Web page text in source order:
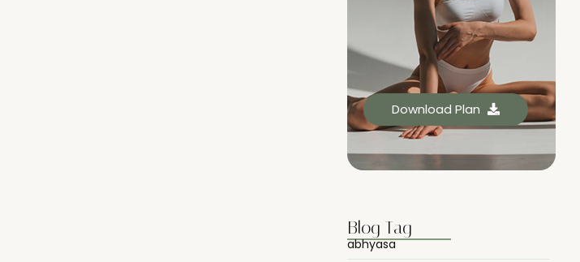
Download Plan
Blog Tag
abhyasa